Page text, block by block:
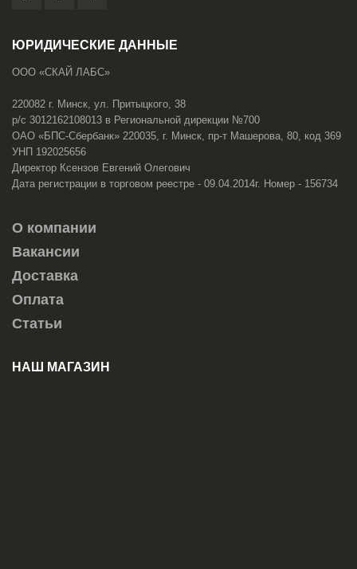
ЮРИДИЧЕСКИЕ ДАННЫЕ
ООО «СКАЙ ЛАБС»
220082 г. Минск, ул. Притыцкого, 38
р/с 3012162108013 в Региональной дирекции №700
ОАО «БПС-Сбербанк» 220035, г. Минск, пр-т Машерова, 80, код 369
УНП 192025656
Директор Ксензов Евгений Олегович
Дата регистрации в торговом реестре - 09.04.2014г. Номер - 156734
О компании
Вакансии
Доставка
Оплата
Статьи
НАШ МАГАЗИН